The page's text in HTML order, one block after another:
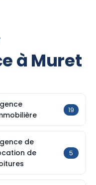
à Muret
19
de
de
5